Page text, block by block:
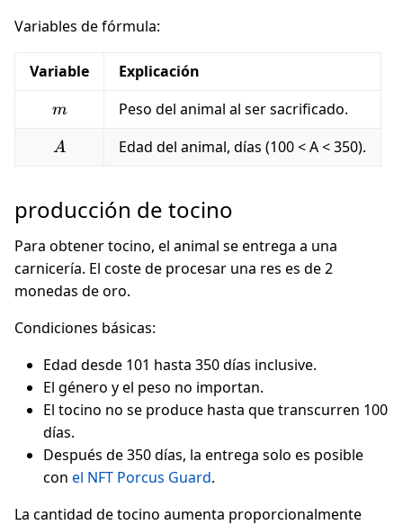
(m
Variables de fórmula:
Variable
Explicación
m
m
Peso del animal al ser sacrificado.
A
A Edad del animal, días (100 < A < 350).
producción de tocino
Para obtener tocino, el animal se entrega a una
carnicería. El coste de procesar una res es de 2
monedas de oro.
Condiciones básicas:
Edad desde 101 hasta 350 días inclusive.
El género y el peso no importan.
El tocino no se produce hasta que transcurren 100
días.
Después de 350 días, la entrega solo es posible
con el NFT Porcus Guard.
La cantidad de tocino aumenta proporcionalmente